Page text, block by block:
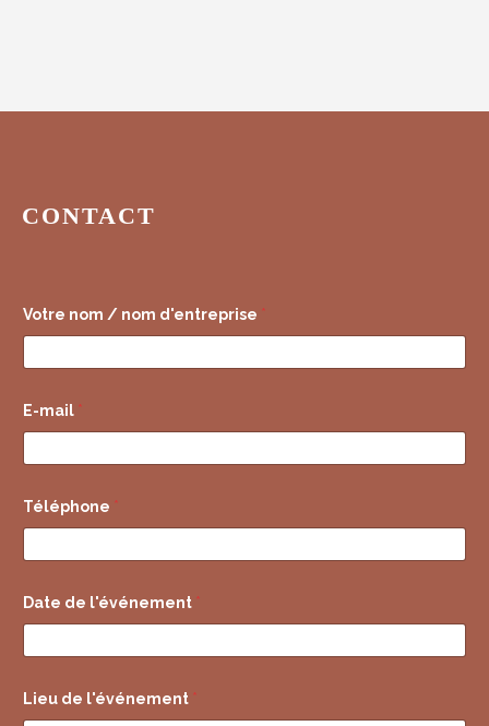
CONTACT
Votre nom / nom d'entreprise *
E-mail *
Téléphone *
e
E
m
i
l
Date de l'événement *
Lieu de l'événement *